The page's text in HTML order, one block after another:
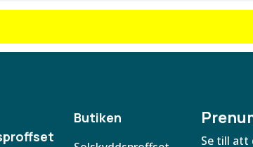
Butiken
Se till att